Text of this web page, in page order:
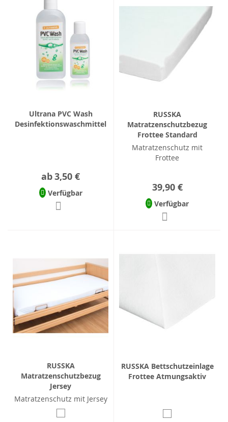
Ultrana PVC Wash
Desinfektionswaschmittel
ab3,50 €
Verfügbar
RUSSKA
Matratzenschutzbezug
Frottee Standard
Matratzenschutz mit
Frottee
39,90 €
Verfügbar
RUSSKA
Matratzenschutzbezug
Jersey
Matratzenschutz mit Jersey
RUSSKA Bettschutzeinlage
Frottee Atmungsaktiv